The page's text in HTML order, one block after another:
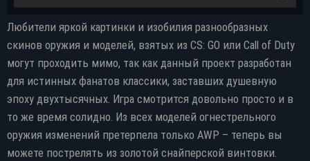
Любители яркой картинки и изобилия разнообразных
скинов оружия и моделей, взятых из CS: GO или Call of Duty
могут проходить мимо, так как данный проект разработан
для истинных фанатов классики, заставших душевную
эпоху двухтысячных. Игра смотрится довольно просто и в
то же время солидно. Из всех моделей огнестрельного
оружия изменений претерпела только AWP – теперь вы
можете пострелять из золотой снайперской винтовки.